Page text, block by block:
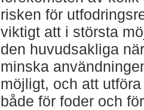
risken för
viktigt att i största
den huvudsakliga
minska
möjligt, och att
både för foder och